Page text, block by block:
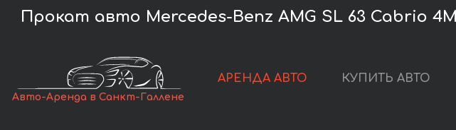
Прокат авто Mercedes-Benz AMG SL 63 Cabrio
Авто-Аренда в Санкт-Галлене
АРЕНДА АВТО КУПИТЬ АВТО